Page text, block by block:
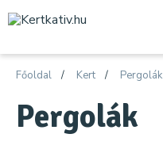
Főoldal Kert Pergolák
Pergolák